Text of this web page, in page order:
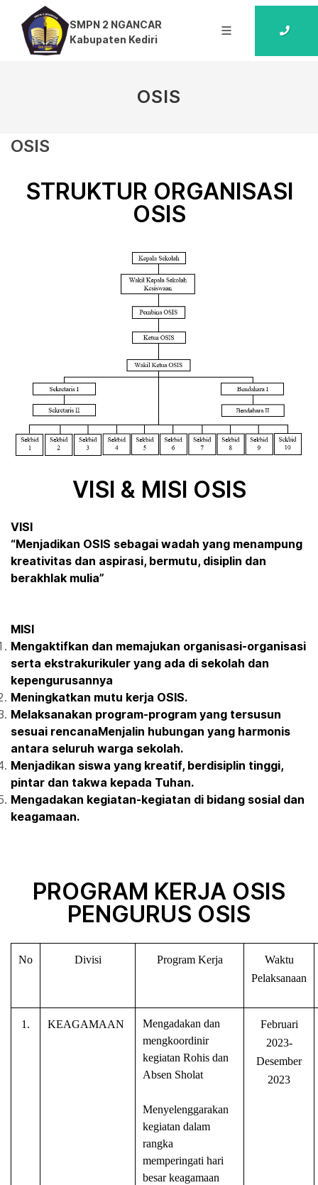
SMPN 2 NGANCAR
Kabupaten Kediri
OSIS
OSIS
STRUKTUR ORGANISASI
OSIS
VISI & MISI OSIS
VISI
“Menjadikan OSIS sebagai wadah yang menampung
kreativitas dan aspirasi, bermutu, disiplin dan
berakhlak mulia”
MISI
Mengaktifkan dan memajukan organisasi-organisasi
serta ekstrakurikuler yang ada di sekolah dan
kepengurusannya
Meningkatkan mutu kerja OSIS.
Melaksanakan program-program yang tersusun
sesuai rencanaMenjalin hubungan yang harmonis
antara seluruh warga sekolah.
Menjadikan siswa yang kreatif, berdisiplin tinggi,
pintar dan takwa kepada Tuhan.
Mengadakan kegiatan-kegiatan di bidang sosial dan
keagamaan.
PROGRAM KERJA OSIS
PENGURUS OSIS
No Divisi Program Kerja
Waktu
Pelaksanaan
1. KEAGAMAAN
Mengadakan dan
mengkoordinir
kegiatan Rohis dan
Absen Sholat
Menyelenggarakan
kegiatan dalam
rangka
memperingati hari
besar keagamaan
Februari
2023-
Desember
2023